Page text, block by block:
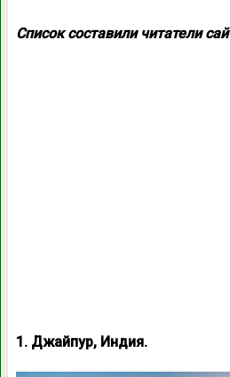
Список составили читатели
1. Джайпур, Индия.